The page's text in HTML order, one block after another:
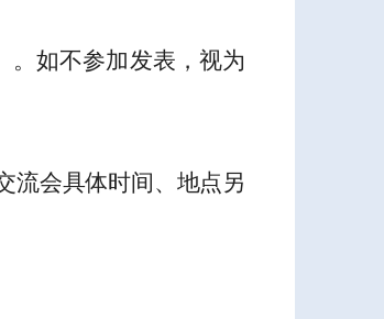
。如不参加发表，视为
流会具体时间、地点另